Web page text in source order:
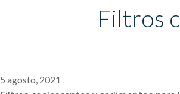
Filtros
5 agosto, 2021